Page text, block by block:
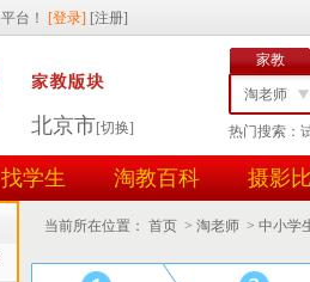
北京市[切换]
家教
淘老师
找学生
任务id
用户id
热门搜索：
找学生 淘教百科 摄影
当前所在位置： 首页 > 淘老师 > 中小学